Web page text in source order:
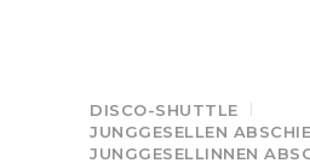
DISCO-SHUTTLE
JUNGGESELLEN
JUNGGESELLINNEN